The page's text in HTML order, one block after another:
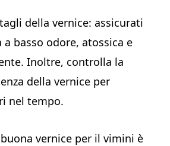
della vernice: assicurati
a basso odore, atossica e
Inoltre, controlla la
della vernice per
nel tempo.
vernice per il vimini è